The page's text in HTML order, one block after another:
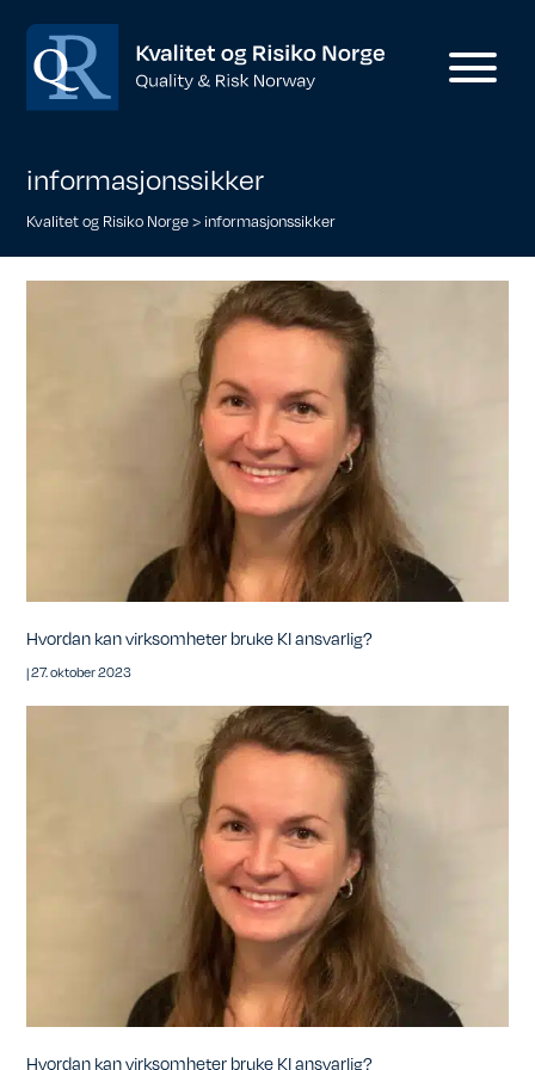
informasjonssikker
Kvalitet og Risiko Norge> informasjonssikker
Hvordan kan virksomheter bruke KI ansvarlig?
|27. oktober 2023
Hvordan kan virksomheter bruke KI ansvarlig?